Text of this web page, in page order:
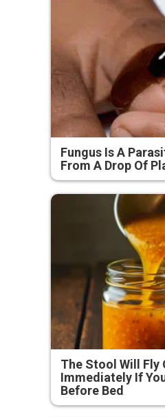
Fungus Is A
From A Drop Of
The Stool Will Fly
Immediately If
Before Bed